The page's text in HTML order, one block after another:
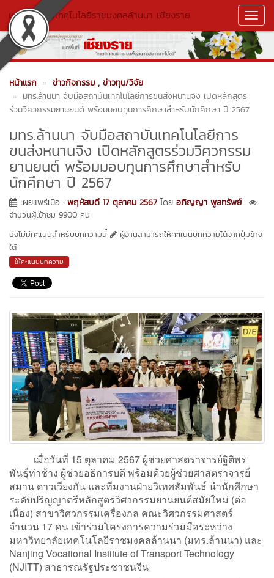
มหาวิทยาลัยเทคโนโลยีราชมงคลล้านนา เชียงราย
หน้าแรก ข่าวกิจกรรม , ข่าวทุน/วิจัย
มทร.ล้านนา จับมือสถาบันเทคโนโลยีการขนส่งหนานจิง เปิดหลักสูตร
ร่วมวิศวกรรมยานยนต์ พร้อมมอบทุนการศึกษาสำหรับนักศึกษา ปี 2567
มทร.ล้านนา จับมือสถาบันเทคโนโลยีการ
ขนส่งหนานจิง เปิดหลักสูตรร่วมวิศวกรรม
ยานยนต์ พร้อมมอบทุนการศึกษาสำหรับ
นักศึกษา ปี 2567
เผยแพร่เมื่อ : พฤหัสบดี 17 ตุลาคม 2567 โดย อภิญญา พูลทรัพย์
จำนวนผู้เข้าชม 9900 คน
ยังไม่มีคะแนนสำหรับบทความนี้
ผู้อ่านสามารถให้คะแนนบทความได้จากปุ่มข้าง
ใต้
ให้คะแนนบทความ
เมื่อวันที่ 15 ตุลาคม 2567 ผู้ช่วยศาสตราจารย์ฐิติพร
พันธุ์ท่าช้าง ผู้ช่วยอธิการบดี พร้อมด้วยผู้ช่วยศาสตราจารย์
สมาน ดาวเวียงกัน และทีมงานฝ่ายวิเทศสัมพันธ์ นำนักศึกษา
ระดับปริญญาตรีหลักสูตรวิศวกรรมยานยนต์สมัยใหม่ (ต่อ
เนื่อง) สาขาวิศวกรรมเครื่องกล คณะวิศวกรรมศาสตร์
จำนวน 17 คน เข้าร่วมโครงการความร่วมมือระหว่าง
มหาวิทยาลัยเทคโนโลยีราชมงคลล้านนา (มทร.ล้านนา) และ
Nanjing Vocational Institute of Transport Technology
(NJITT) สาธารณรัฐประชาชนจีน